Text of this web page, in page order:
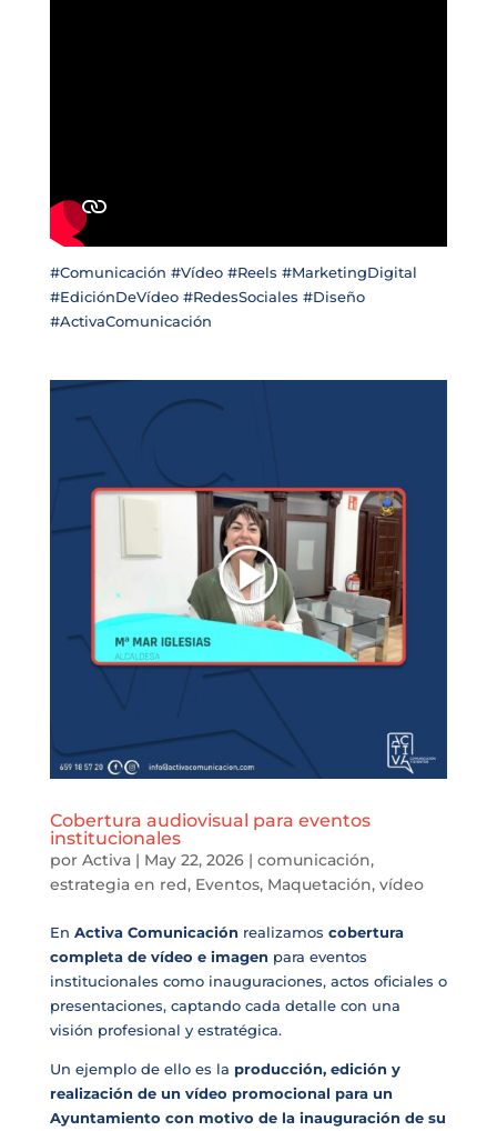
#Comunicación #Vídeo #Reels #MarketingDigital
#EdiciónDeVídeo #RedesSociales #Diseño
#ActivaComunicación
Cobertura audiovisual para eventos
institucionales
por Activa| May 22, 2026| comunicación,
estrategia en red, Eventos, Maquetación, vídeo
En Activa Comunicación realizamos cobertura
completa de vídeo e imagen para eventos
institucionales como inauguraciones, actos oficiales o
presentaciones, captando cada detalle con una
visión profesional y estratégica.
Un ejemplo de ello es la producción, edición y
realización de un vídeo promocional para un
Ayuntamiento con motivo de la inauguración de su